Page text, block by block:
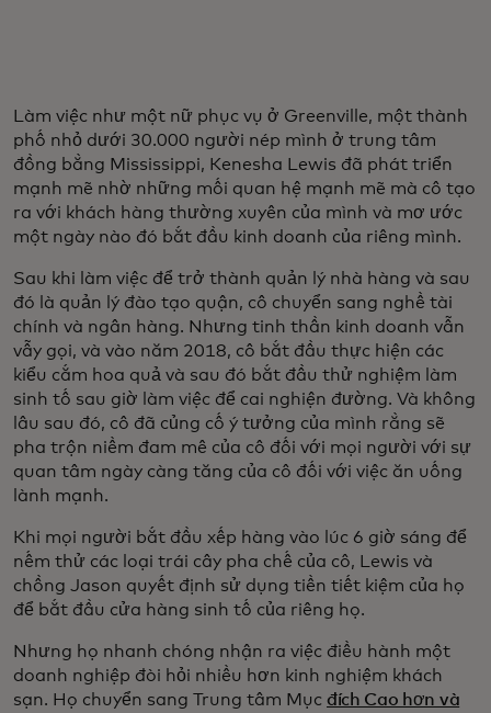
Làm việc như một nữ phục vụ ở Greenville, một thành
phố nhỏ dưới 30.000 người nép mình ở trung tâm
đồng bằng Mississippi, Kenesha Lewis đã phát triển
mạnh mẽ nhờ những mối quan hệ mạnh mẽ mà cô tạo
ra với khách hàng thường xuyên của mình và mơ ước
một ngày nào đó bắt đầu kinh doanh của riêng mình.
Sau khi làm việc để trở thành quản lý nhà hàng và sau
đó là quản lý đào tạo quận, cô chuyển sang nghề tài
chính và ngân hàng. Nhưng tinh thần kinh doanh vẫn
vẫy gọi, và vào năm 2018, cô bắt đầu thực hiện các
kiểu cắm hoa quả và sau đó bắt đầu thử nghiệm làm
sinh tố sau giờ làm việc để cai nghiện đường. Và không
lâu sau đó, cô đã củng cố ý tưởng của mình rằng sẽ
pha trộn niềm đam mê của cô đối với mọi người với sự
quan tâm ngày càng tăng của cô đối với việc ăn uống
lành mạnh.
Khi mọi người bắt đầu xếp hàng vào lúc 6 giờ sáng để
nếm thử các loại trái cây pha chế của cô, Lewis và
chồng Jason quyết định sử dụng tiền tiết kiệm của họ
để bắt đầu cửa hàng sinh tố của riêng họ.
Nhưng họ nhanh chóng nhận ra việc điều hành một
doanh nghiệp đòi hỏi nhiều hơn kinh nghiệm khách
sạn. Họ chuyển sang Trung tâm Mục đích Cao hơn và